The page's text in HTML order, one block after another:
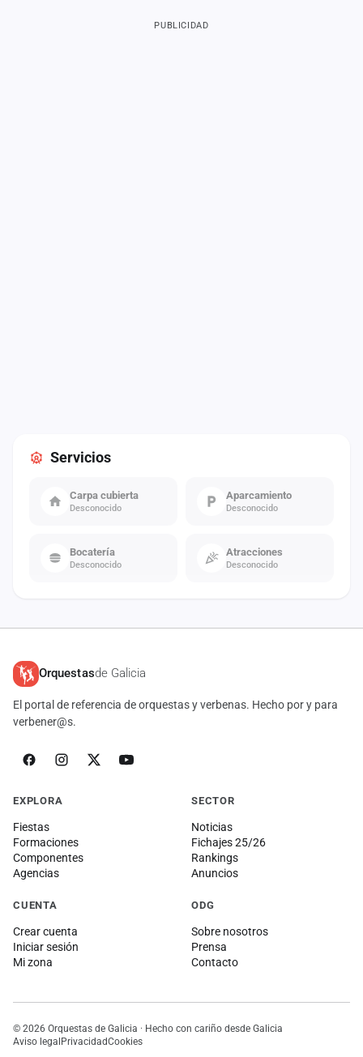
Servicios
Carpa cubierta
Desconocido
Aparcamiento
Desconocido
Bocatería
Desconocido
Atracciones
Desconocido
PUBLICIDAD
Orquestasde Galicia
El portal de referencia de orquestas y verbenas. Hecho por y para
verbener@s.
EXPLORA
Fiestas
Formaciones
Componentes
Agencias
SECTOR
Noticias
Fichajes 25/26
Rankings
Anuncios
CUENTA
Crear cuenta
Iniciar sesión
Mi zona
ODG
Sobre nosotros
Prensa
Contacto
© 2026 Orquestas de Galicia · Hecho con cariño desde Galicia
Aviso legalPrivacidadCookies